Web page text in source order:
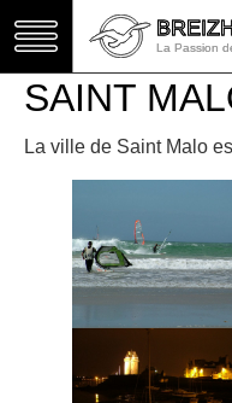
La Passion
SAINT
La ville de Saint Malo
La Passion